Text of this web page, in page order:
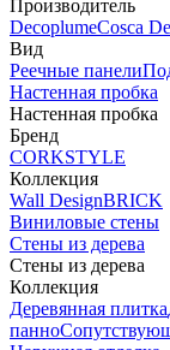
Производитель
DecoplumeCosca
Вид
Реечные панели
Настенная пробка
Настенная пробка
Бренд
CORKSTYLE
Коллекция
Wall DesignBRICK
Виниловые стены
Стены из дерева
Стены из дерева
Коллекция
Деревянная плитка
панно